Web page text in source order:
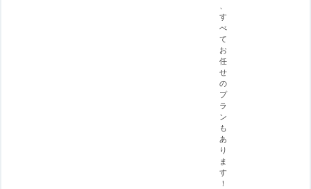
す
べ
て
お
任
せ
の
プ
ラ
ン
も
あ
り
ま
す
！